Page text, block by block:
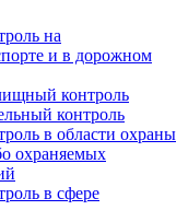
на
и в дорожном
контроль
контроль
в области охраны
охраняемых
в сфере